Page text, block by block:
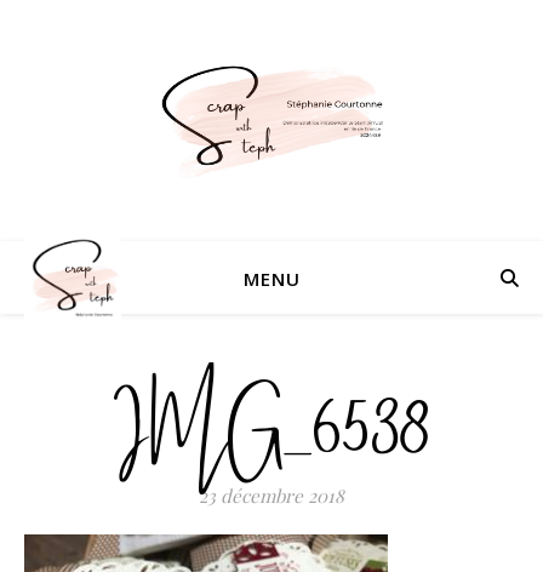
MENU
IMG_6538
23 décembre 2018